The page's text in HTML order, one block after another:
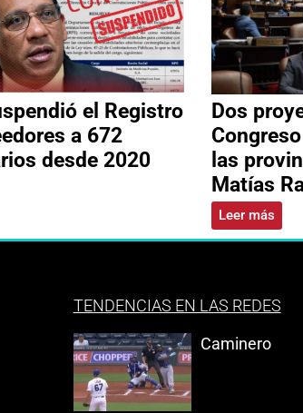
el Registro
a 672
desde 2020
Dos
las
Matías
Leer más
TENDENCIAS EN LAS REDES
Caminero